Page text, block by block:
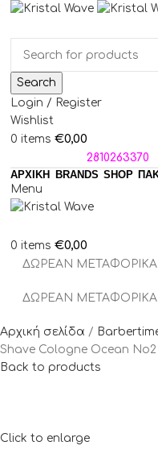
Search
Login / Register
Wishlist
0 items €0,00
2810263370
ΑΡΧΙΚΗ
BRANDS SHOP
Menu
0 items €0,00
ΔΩΡΕΑΝ ΜΕΤΑΦΟΡΙΚΑ
ΔΩΡΕΑΝ ΜΕΤΑΦΟΡΙΚΑ
Αρχική σελίδα
Shave Cologne Ocean No2
Back to products
Click to enlarge